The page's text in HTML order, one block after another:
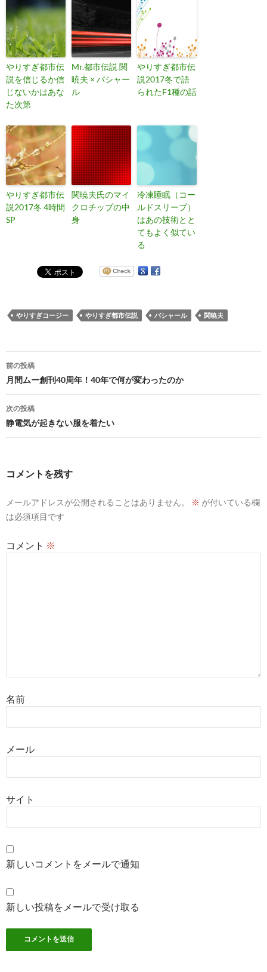
やりすぎ都市伝
説を信じるか信
じないかはあな
た次第
Mr.都市伝説 関
暁夫 × バシャー
ル
やりすぎ都市伝
説2017冬で語
られたF1種の話
やりすぎ都市伝
説2017冬 4時間
SP
関暁夫氏のマイ
クロチップの中
身
冷凍睡眠（コー
ルドスリープ）
はあの技術とと
てもよく似てい
る
やりすぎコージー やりすぎ都市伝説 バシャール 関暁夫
投
稿
ナ
ビ
ョ
前の投稿
月間ムー創刊40周年！40年で何が変わったのか
次の投稿
静電気が起きない服を着たい
コメントを残す
メールアドレスが公開されることはありません。 ※ が付いている欄
は必須項目です
コメント ※
名前
メール
サイト
新しいコメントをメールで通知
新しい投稿をメールで受け取る